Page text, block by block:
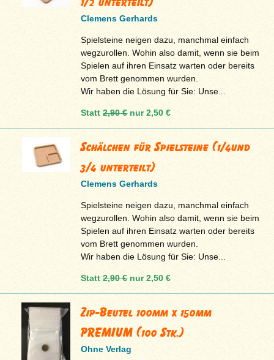
Clemens Gerhards
Spielsteine neigen dazu, manchmal einfach
wegzurollen. Wohin also damit, wenn sie beim
Spielen auf ihren Einsatz warten oder bereits
vom Brett genommen wurden.
Wir haben die Lösung für Sie: Unse...
Statt2,90 €nur2,50 €
Schälchen für Spielsteine (1/4und
3/4 unterteilt)
Clemens Gerhards
Spielsteine neigen dazu, manchmal einfach
wegzurollen. Wohin also damit, wenn sie beim
Spielen auf ihren Einsatz warten oder bereits
vom Brett genommen wurden.
Wir haben die Lösung für Sie: Unse...
Statt2,90 €nur2,50 €
Zip-Beutel 100mm x 150mm
PREMIUM (100 Stk.)
Ohne Verlag